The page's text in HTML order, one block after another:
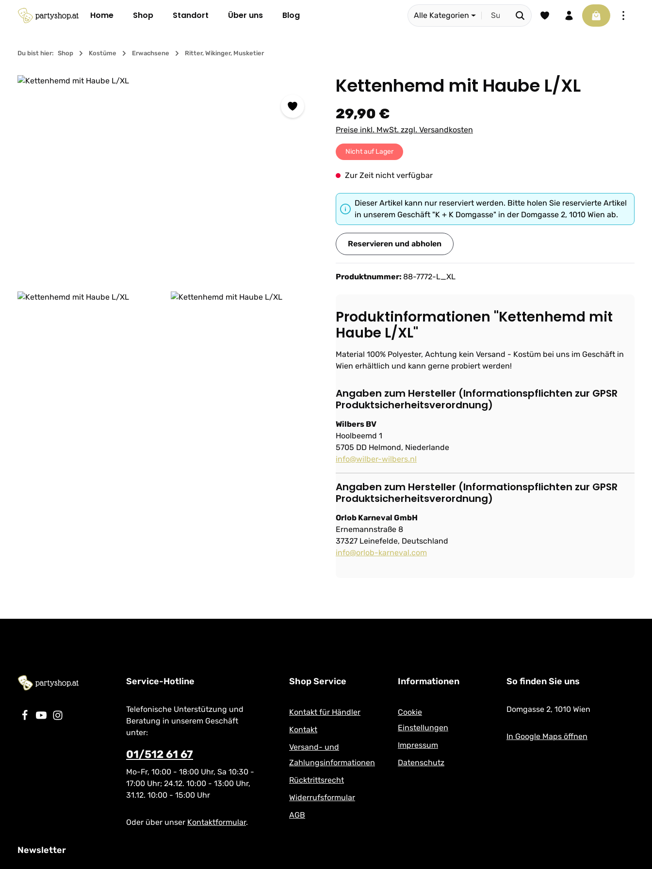
Hauptinhalt springen
Zur Suche springen
Zur Hauptnavigation springen
Home Shop Standort Über uns Blog Alle Kategorien
Du hast 0 Produkte auf dem
Warenkorb
Du bist hier: Shop Kostüme Erwachsene Ritter, Wikinger, Musketier
Bildergalerie überspringen Kettenhemd mit Haube L/XL
Regulärer Preis:
29,90 €
Preise inkl. MwSt. zzgl. Versandkosten
Nicht auf Lager
Zur Zeit nicht verfügbar
Dieser Artikel kann nur reserviert werden. Bitte holen Sie reservierte Artikel
in unserem Geschäft "K + K Domgasse" in der Domgasse 2, 1010 Wien ab.
Reservieren und abholen
Produktnummer: 88-7772-L_XL
Produktinformationen "Kettenhemd mit
Haube L/XL"
Material 100% Polyester, Achtung kein Versand - Kostüm bei uns im Geschäft in
Wien erhältlich und kann gerne probiert werden!
Angaben zum Hersteller (Informationspflichten zur GPSR
Produktsicherheitsverordnung)
Wilbers BV
Hoolbeemd 1
5705 DD Helmond, Niederlande
info@wilber-wilbers.nl
Angaben zum Hersteller (Informationspflichten zur GPSR
Produktsicherheitsverordnung)
Orlob Karneval GmbH
Ernemannstraße 8
37327 Leinefelde, Deutschland
info@orlob-karneval.com
Service-Hotline
Telefonische Unterstützung und
Beratung in unserem Geschäft
unter:
01/512 61 67
Mo-Fr, 10:00 - 18:00 Uhr, Sa 10:30 -
17:00 Uhr; 24.12. 10:00 - 13:00 Uhr,
31.12. 10:00 - 15:00 Uhr
Oder über unser Kontaktformular.
Shop Service
Kontakt für Händler
Kontakt
Versand- und
Zahlungsinformationen
Rücktrittsrecht
Widerrufsformular
AGB
Informationen
Cookie
Einstellungen
Impressum
Datenschutz
So finden Sie uns
Domgasse 2, 1010 Wien
In Google Maps öffnen
Newsletter